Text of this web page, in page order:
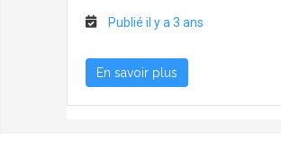
Publié il y a 3 ans
En savoir plus